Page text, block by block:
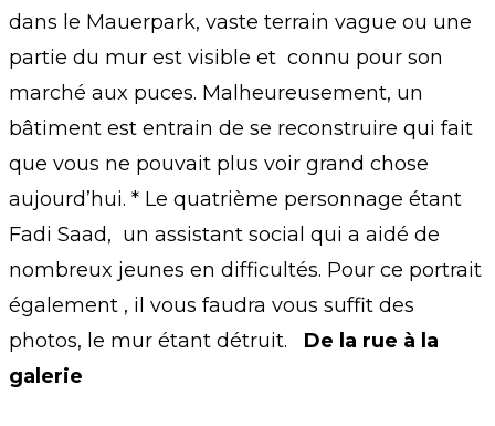
dans le Mauerpark, vaste terrain vague ou une
partie du mur est visible et connu pour son
marché aux puces. Malheureusement, un
bâtiment est entrain de se reconstruire qui fait
que vous ne pouvait plus voir grand chose
aujourd’hui. * Le quatrième personnage étant
Fadi Saad, un assistant social qui a aidé de
nombreux jeunes en difficultés. Pour ce portrait
également , il vous faudra vous suffit des
photos, le mur étant détruit. De la rue à la
galerie